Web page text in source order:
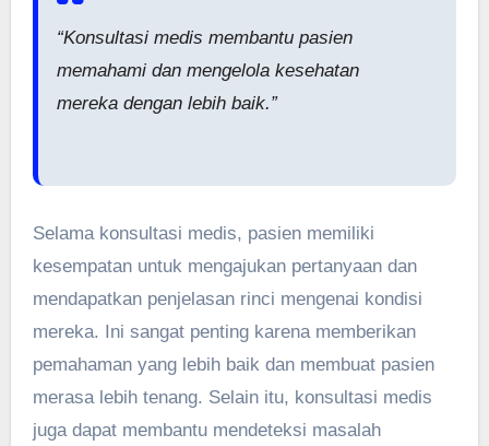
“Konsultasi medis membantu pasien
memahami dan mengelola kesehatan
mereka dengan lebih baik.”
Selama konsultasi medis, pasien memiliki
kesempatan untuk mengajukan pertanyaan dan
mendapatkan penjelasan rinci mengenai kondisi
mereka. Ini sangat penting karena memberikan
pemahaman yang lebih baik dan membuat pasien
merasa lebih tenang. Selain itu, konsultasi medis
juga dapat membantu mendeteksi masalah